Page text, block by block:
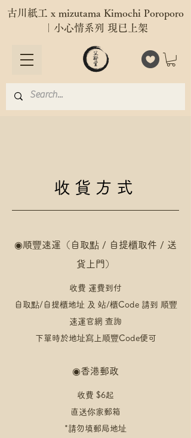
古川紙工 x mizutama Kimochi Poroporo
｜小心情系列 現已上架
收貨方式
◉順豐速運（自取點 / 自提櫃取件 / 送
貨上門）
收費 運費到付
自取點/自提櫃地址 及 站/櫃Code 請到 順豐
速運官網 查詢
​下單時於地址寫上順豐Code便可
◉香港郵政
收費 $6起
直送你家郵箱
*請勿填郵局地址